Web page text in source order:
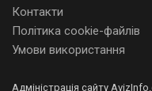
Контакти
Політика cookie-файлів
Умови використання
Адміністрація сайту